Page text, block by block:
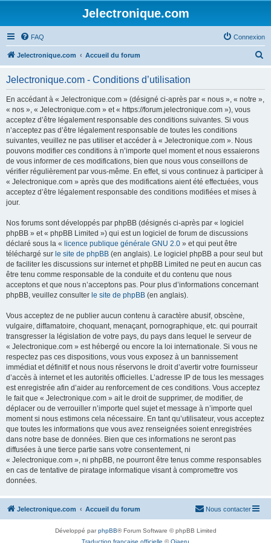
Jelectronique.com
FAQ Connexion
Jelectronique.com Accueil du forum
Jelectronique.com - Conditions d’utilisation
En accédant à « Jelectronique.com » (désigné ci-après par « nous », « notre »,
« nos », « Jelectronique.com » et « https://forum.jelectronique.com »), vous
acceptez d’être légalement responsable des conditions suivantes. Si vous
n’acceptez pas d’être légalement responsable de toutes les conditions
suivantes, veuillez ne pas utiliser et accéder à « Jelectronique.com ». Nous
pouvons modifier ces conditions à n’importe quel moment et nous essaierons
de vous informer de ces modifications, bien que nous vous conseillons de
vérifier régulièrement par vous-même. En effet, si vous continuez à participer à
« Jelectronique.com » après que des modifications aient été effectuées, vous
acceptez d’être légalement responsable des conditions modifiées et mises à
jour.
Nos forums sont développés par phpBB (désignés ci-après par « logiciel
phpBB » et « phpBB Limited ») qui est un logiciel de forum de discussions
déclaré sous la « licence publique générale GNU 2.0 » et qui peut être
téléchargé sur le site de phpBB (en anglais). Le logiciel phpBB a pour seul but
de faciliter les discussions sur internet et phpBB Limited ne peut en aucun cas
être tenu comme responsable de la conduite et du contenu que nous
acceptons et que nous n’acceptons pas. Pour plus d’informations concernant
phpBB, veuillez consulter le site de phpBB (en anglais).
Vous acceptez de ne publier aucun contenu à caractère abusif, obscène,
vulgaire, diffamatoire, choquant, menaçant, pornographique, etc. qui pourrait
transgresser la législation de votre pays, du pays dans lequel le serveur de
« Jelectronique.com » est hébergé ou encore la loi internationale. Si vous ne
respectez pas ces dispositions, vous vous exposez à un bannissement
immédiat et définitif et nous nous réservons le droit d’avertir votre fournisseur
d’accès à internet et les autorités officielles. L’adresse IP de tous les messages
est enregistrée afin d’aider au renforcement de ces conditions. Vous acceptez
le fait que « Jelectronique.com » ait le droit de supprimer, de modifier, de
déplacer ou de verrouiller n’importe quel sujet et message à n’importe quel
moment si nous estimons cela nécessaire. En tant qu’utilisateur, vous acceptez
que toutes les informations que vous avez renseignées soient enregistrées
dans notre base de données. Bien que ces informations ne seront pas
diffusées à une tierce partie sans votre consentement, ni
« Jelectronique.com », ni phpBB, ne pourront être tenus comme responsables
en cas de tentative de piratage informatique visant à compromettre vos
données.
Jelectronique.com Accueil du forum Nous contacter
Développé parphpBB® Forum Software © phpBB Limited
Traduction française officielle ©Qiaeru